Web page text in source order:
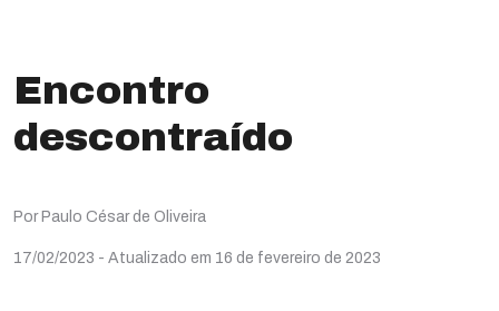
Encontro
descontraído
Por Paulo César de Oliveira
17/02/2023 - Atualizado em 16 de fevereiro de 2023